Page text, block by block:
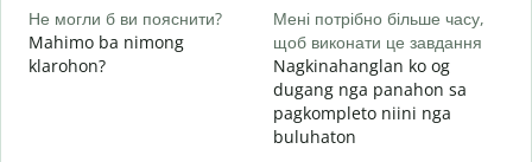
Не могли б ви пояснити?
Mahimo ba nimong
klarohon?
Мені потрібно більше часу,
щоб виконати це завдання
Nagkinahanglan ko og
dugang nga panahon sa
pagkompleto niini nga
buluhaton